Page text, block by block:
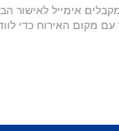
אימייל לאישור